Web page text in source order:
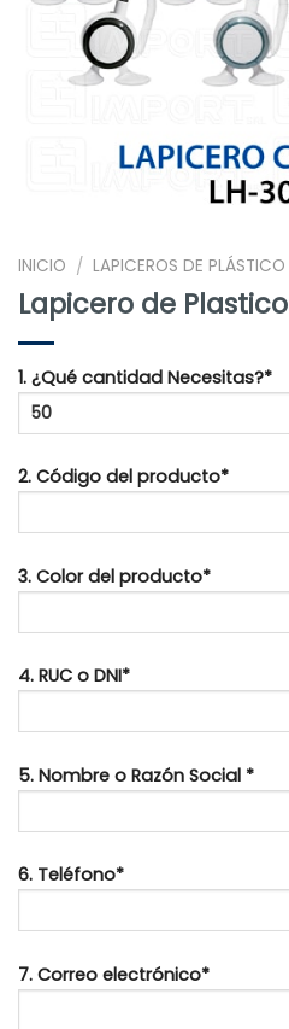
INICIO / LAPICEROS DE PLÁSTICO
Lapicero de Plastico
1. ¿Qué cantidad Necesitas?*
2. Código del producto*
3. Color del producto*
4. RUC o DNI*
5. Nombre o Razón Social *
6. Teléfono*
7. Correo electrónico*